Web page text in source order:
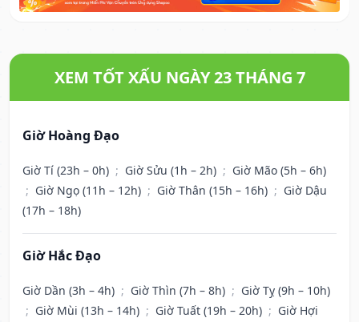
XEM TỐT XẤU NGÀY 23 THÁNG 7
Giờ Hoàng Đạo
Giờ Tí (23h – 0h) ; Giờ Sửu (1h – 2h) ; Giờ Mão (5h – 6h)
; Giờ Ngọ (11h – 12h) ; Giờ Thân (15h – 16h) ; Giờ Dậu
(17h – 18h)
Giờ Hắc Đạo
Giờ Dần (3h – 4h) ; Giờ Thìn (7h – 8h) ; Giờ Tỵ (9h – 10h)
; Giờ Mùi (13h – 14h) ; Giờ Tuất (19h – 20h) ; Giờ Hợi